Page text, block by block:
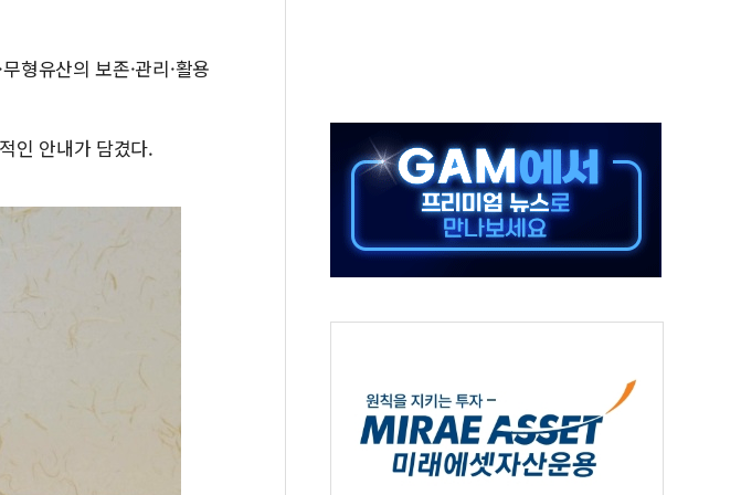
정명령 검토…"이르면 다음 주"
도회장 공사 중단 명령…트럼프 제동
'하르그섬', 최근 1주일 이상 '올스톱'… 美 해상봉쇄 영향
형유산의 보존·관리·활용
인 안내가 담겼다.